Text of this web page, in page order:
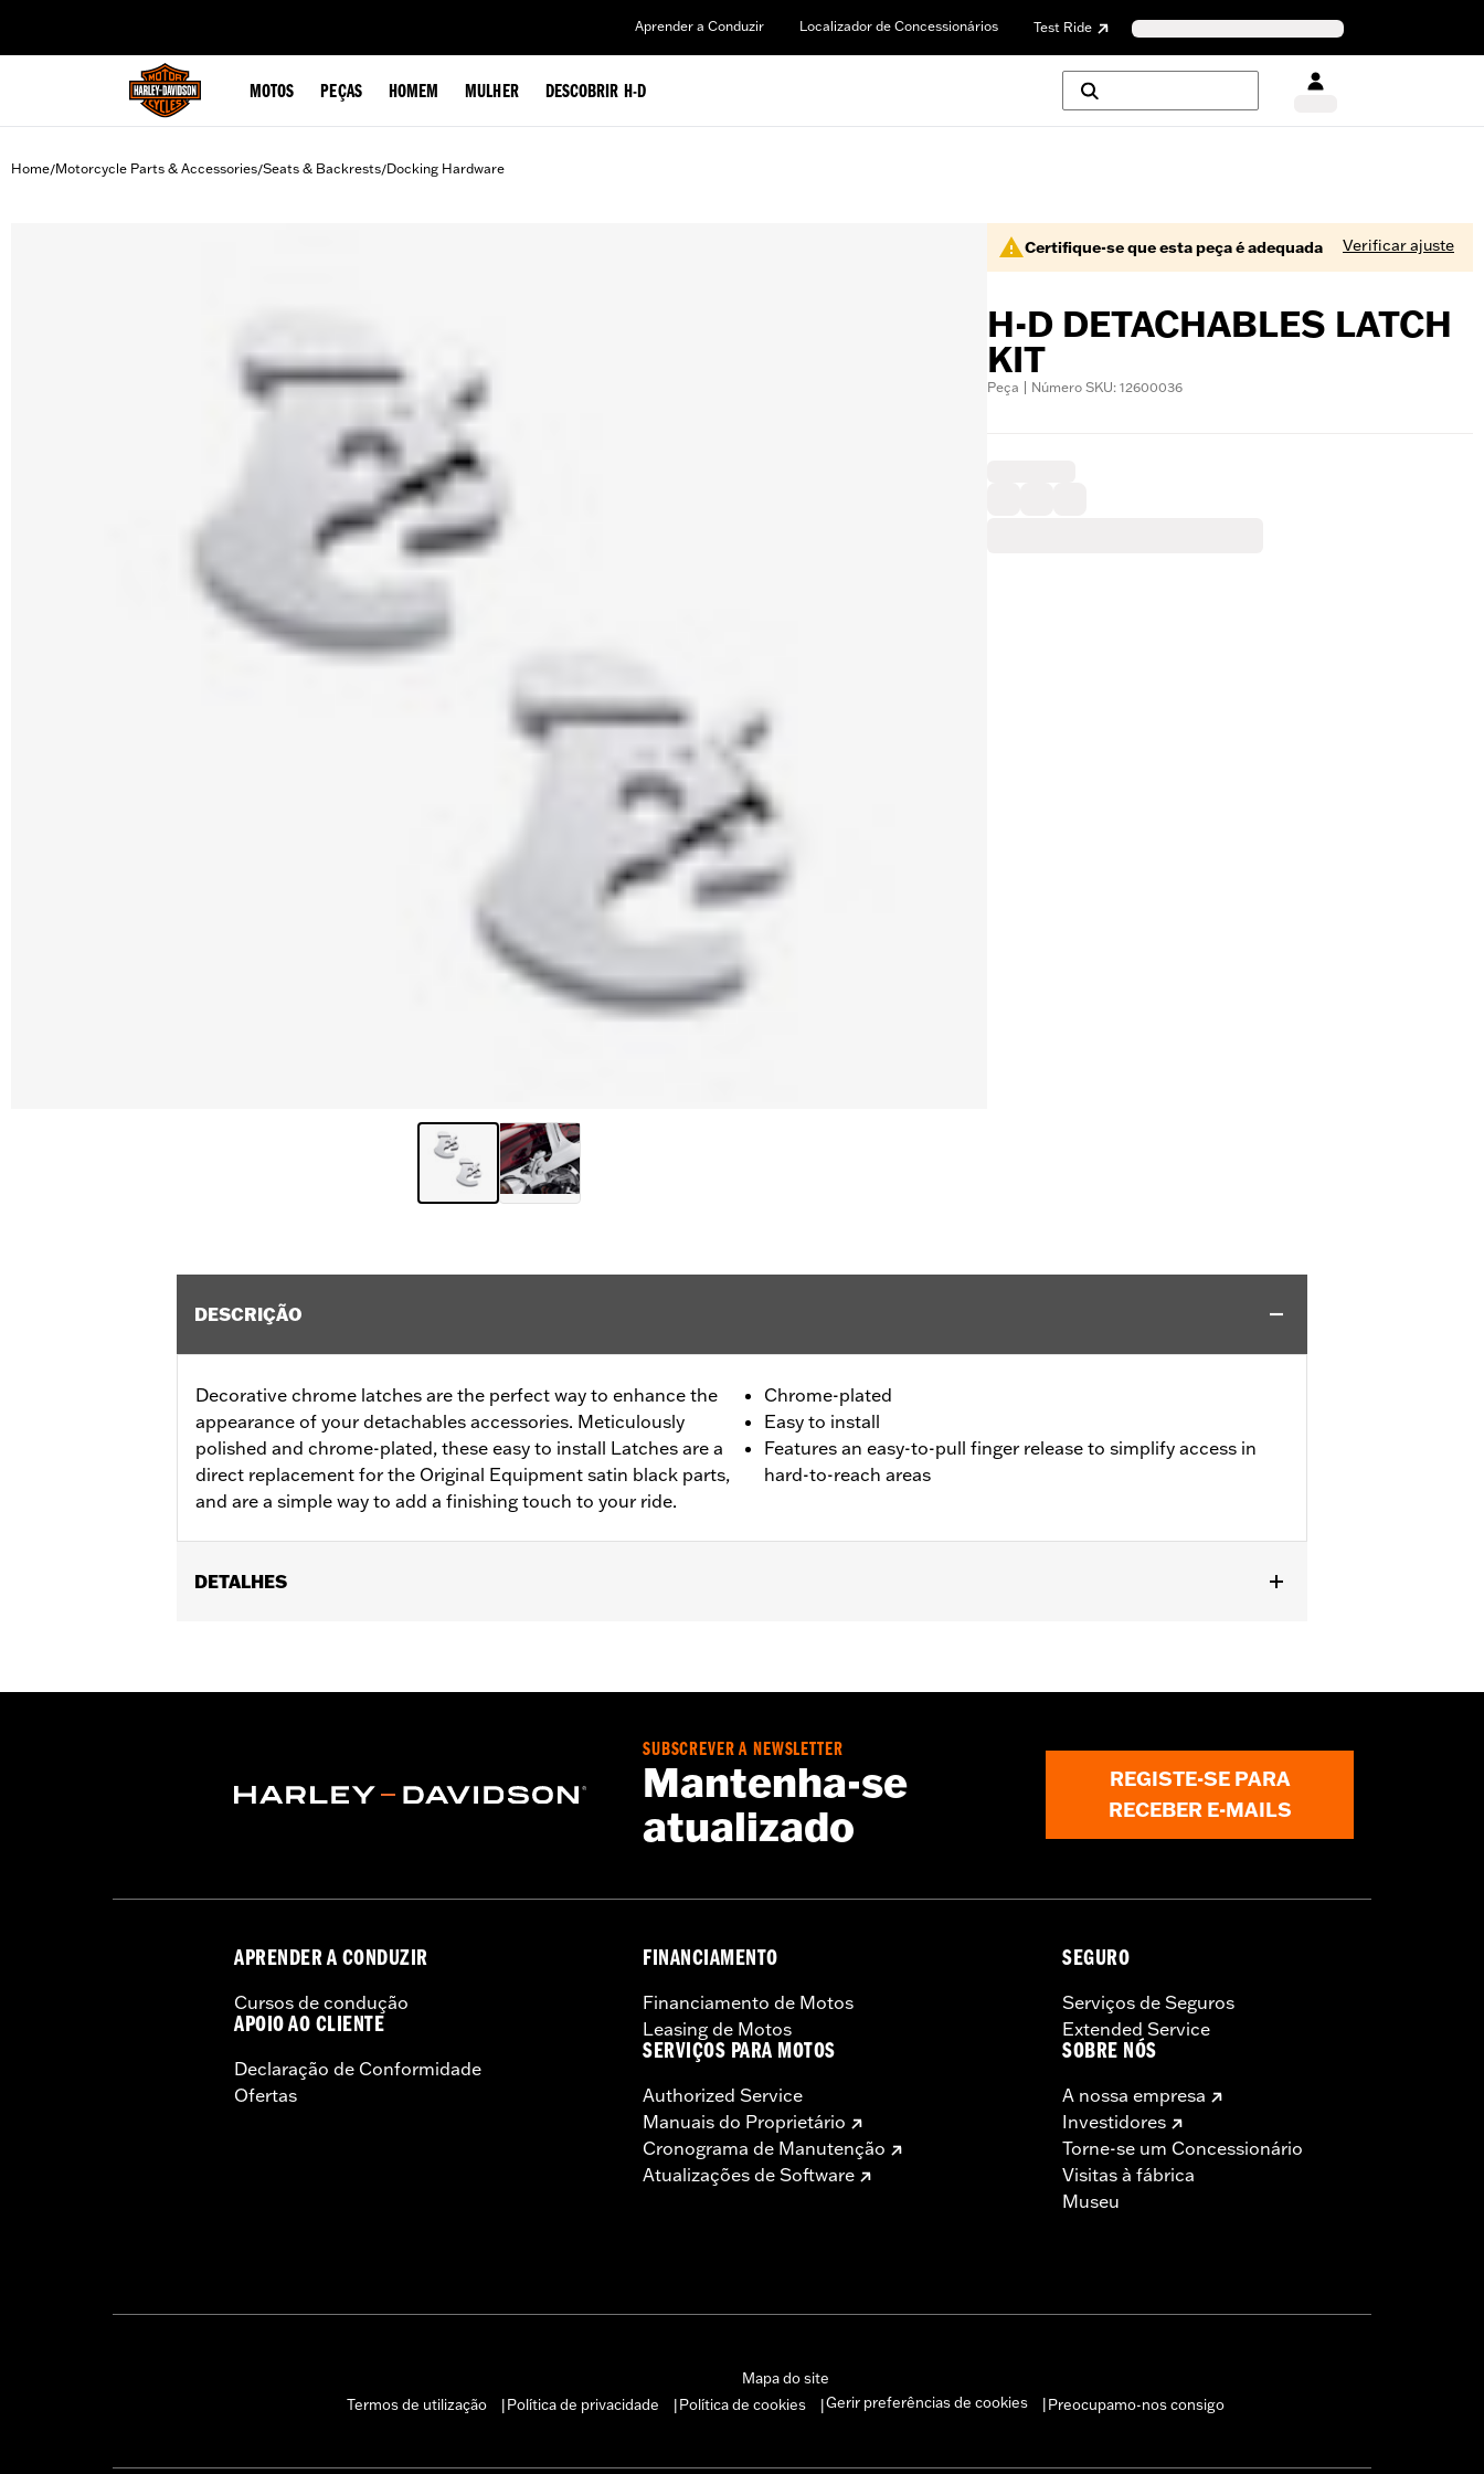
Aprender a Conduzir Localizador de Concessionários Test Ride
MOTOS PEÇAS HOMEM MULHER DESCOBRIR H-D
Home/Motorcycle Parts & Accessories/Seats & Backrests/Docking Hardware
Certifique-se que esta peça é adequada Verificar ajuste
H-D DETACHABLES LATCH
KIT
Peça | Número SKU: 12600036
DESCRIÇÃO
Decorative chrome latches are the perfect way to enhance the
appearance of your detachables accessories. Meticulously
polished and chrome-plated, these easy to install Latches are a
direct replacement for the Original Equipment satin black parts,
and are a simple way to add a finishing touch to your ride.
Chrome-plated
Easy to install
Features an easy-to-pull finger release to simplify access in
hard-to-reach areas
DETALHES
additional purchase of Detachable Conversion Hardware Kit P/N 54000383. '24 FLTRXSTSE requires separate purchase of P/N
Sold In Units:Pair
Rotary latch assemblies and flatwashers for installation
SUBSCREVER A NEWSLETTER
Mantenha-se
atualizado
REGISTE-SE PARA
RECEBER E-MAILS
APRENDER A CONDUZIR
Cursos de condução
APOIO AO CLIENTE
Declaração de Conformidade
Ofertas
FINANCIAMENTO
Financiamento de Motos
Leasing de Motos
SERVIÇOS PARA MOTOS
Authorized Service
Manuais do Proprietário
Cronograma de Manutenção
Atualizações de Software
SEGURO
Serviços de Seguros
Extended Service
SOBRE NÓS
A nossa empresa
Investidores
Torne-se um Concessionário
Visitas à fábrica
Museu
Mapa do site
Termos de utilização
Política de privacidade Política de cookies Gerir preferências de cookies Preocupamo-nos consigo